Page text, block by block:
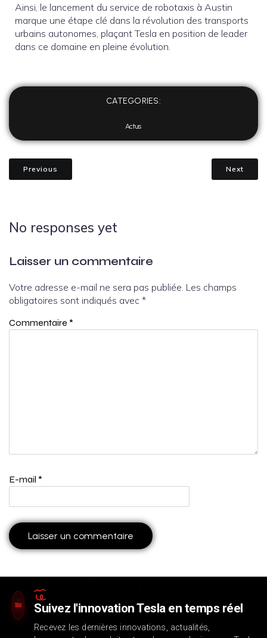
Ainsi, le lancement du service de robotaxis à Austin
marque une étape clé dans la révolution des transports
urbains autonomes, plaçant Tesla en position de leader
dans ce domaine en pleine évolution.
CATEGORIES:
Actus
Previous Next
No responses yet
Laisser un commentaire
Votre adresse e-mail ne sera pas publiée. Les champs
obligatoires sont indiqués avec *
Commentaire *
E-mail *
Suivez l'innovation Tesla en temps réel
Recevez les dernières innovations, actualités,